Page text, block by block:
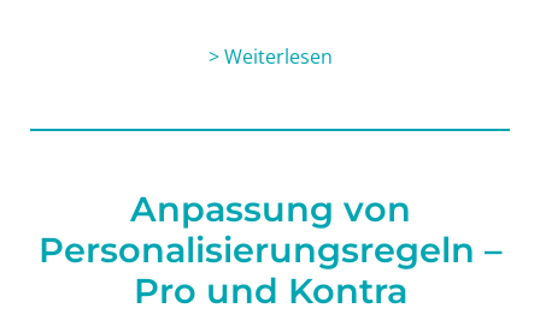
> Weiterlesen
Anpassung von
Personalisierungsregeln –
Pro und Kontra